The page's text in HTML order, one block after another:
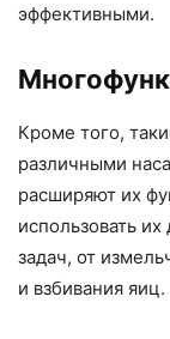
эффективными.
Кроме того,
различными
расширяют их
использовать
задач, от
и взбивания яиц.